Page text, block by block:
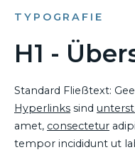
TYPOGRAFIE
H1 -
Standard Fließtext:
Hyperlinks sind
amet, consectetur
tempor incididunt ut